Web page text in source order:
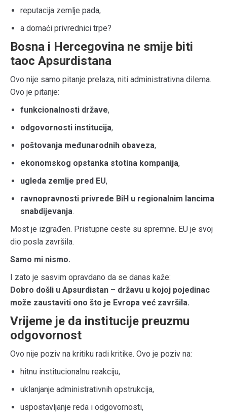
reputacija zemlje pada,
a domaći privrednici trpe?
Bosna i Hercegovina ne smije biti
taoc Apsurdistana
Ovo nije samo pitanje prelaza, niti administrativna dilema.
Ovo je pitanje:
funkcionalnosti države,
odgovornosti institucija,
poštovanja međunarodnih obaveza,
ekonomskog opstanka stotina kompanija,
ugleda zemlje pred EU,
ravnopravnosti privrede BiH u regionalnim lancima
snabdijevanja.
Most je izgrađen. Pristupne ceste su spremne. EU je svoj
dio posla završila.
Samo mi nismo.
I zato je sasvim opravdano da se danas kaže:
Dobro došli u Apsurdistan – državu u kojoj pojedinac
može zaustaviti ono što je Evropa već završila.
Vrijeme je da institucije preuzmu
odgovornost
Ovo nije poziv na kritiku radi kritike. Ovo je poziv na:
hitnu institucionalnu reakciju,
uklanjanje administrativnih opstrukcija,
uspostavljanje reda i odgovornosti,